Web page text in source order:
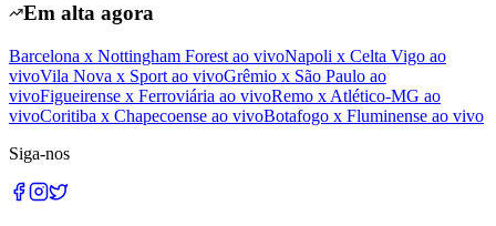
Em alta agora
Barcelona x Nottingham Forest ao vivoNapoli x Celta Vigo ao
vivoVila Nova x Sport ao vivoGrêmio x São Paulo ao
vivoFigueirense x Ferroviária ao vivoRemo x Atlético-MG ao
vivoCoritiba x Chapecoense ao vivoBotafogo x Fluminense ao vivo
Siga-nos